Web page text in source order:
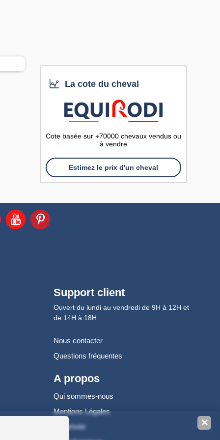
La cote du cheval
Cote basée sur +70000 chevaux vendus ou
à vendre
Estimez le prix d'un cheval
Support client
Ouvert du lundi au vendredi de 9H à 12H et
de 14H à 18H
Nous contacter
Questions fréquentes
A propos
Qui sommes-nous
Mentions Légales
Vie privée
✕